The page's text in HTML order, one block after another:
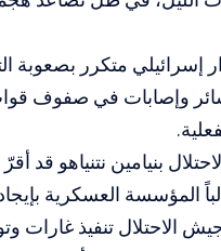
إسرائيلي متكرر بصعوبة
وإصابات في صفوف
بنيامين نتنياهو قد
المؤسسة العسكرية
الاحتلال تنفيذ غارات